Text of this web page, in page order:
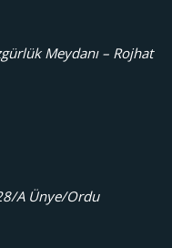
Meydanı – Rojhat
A Ünye/Ordu